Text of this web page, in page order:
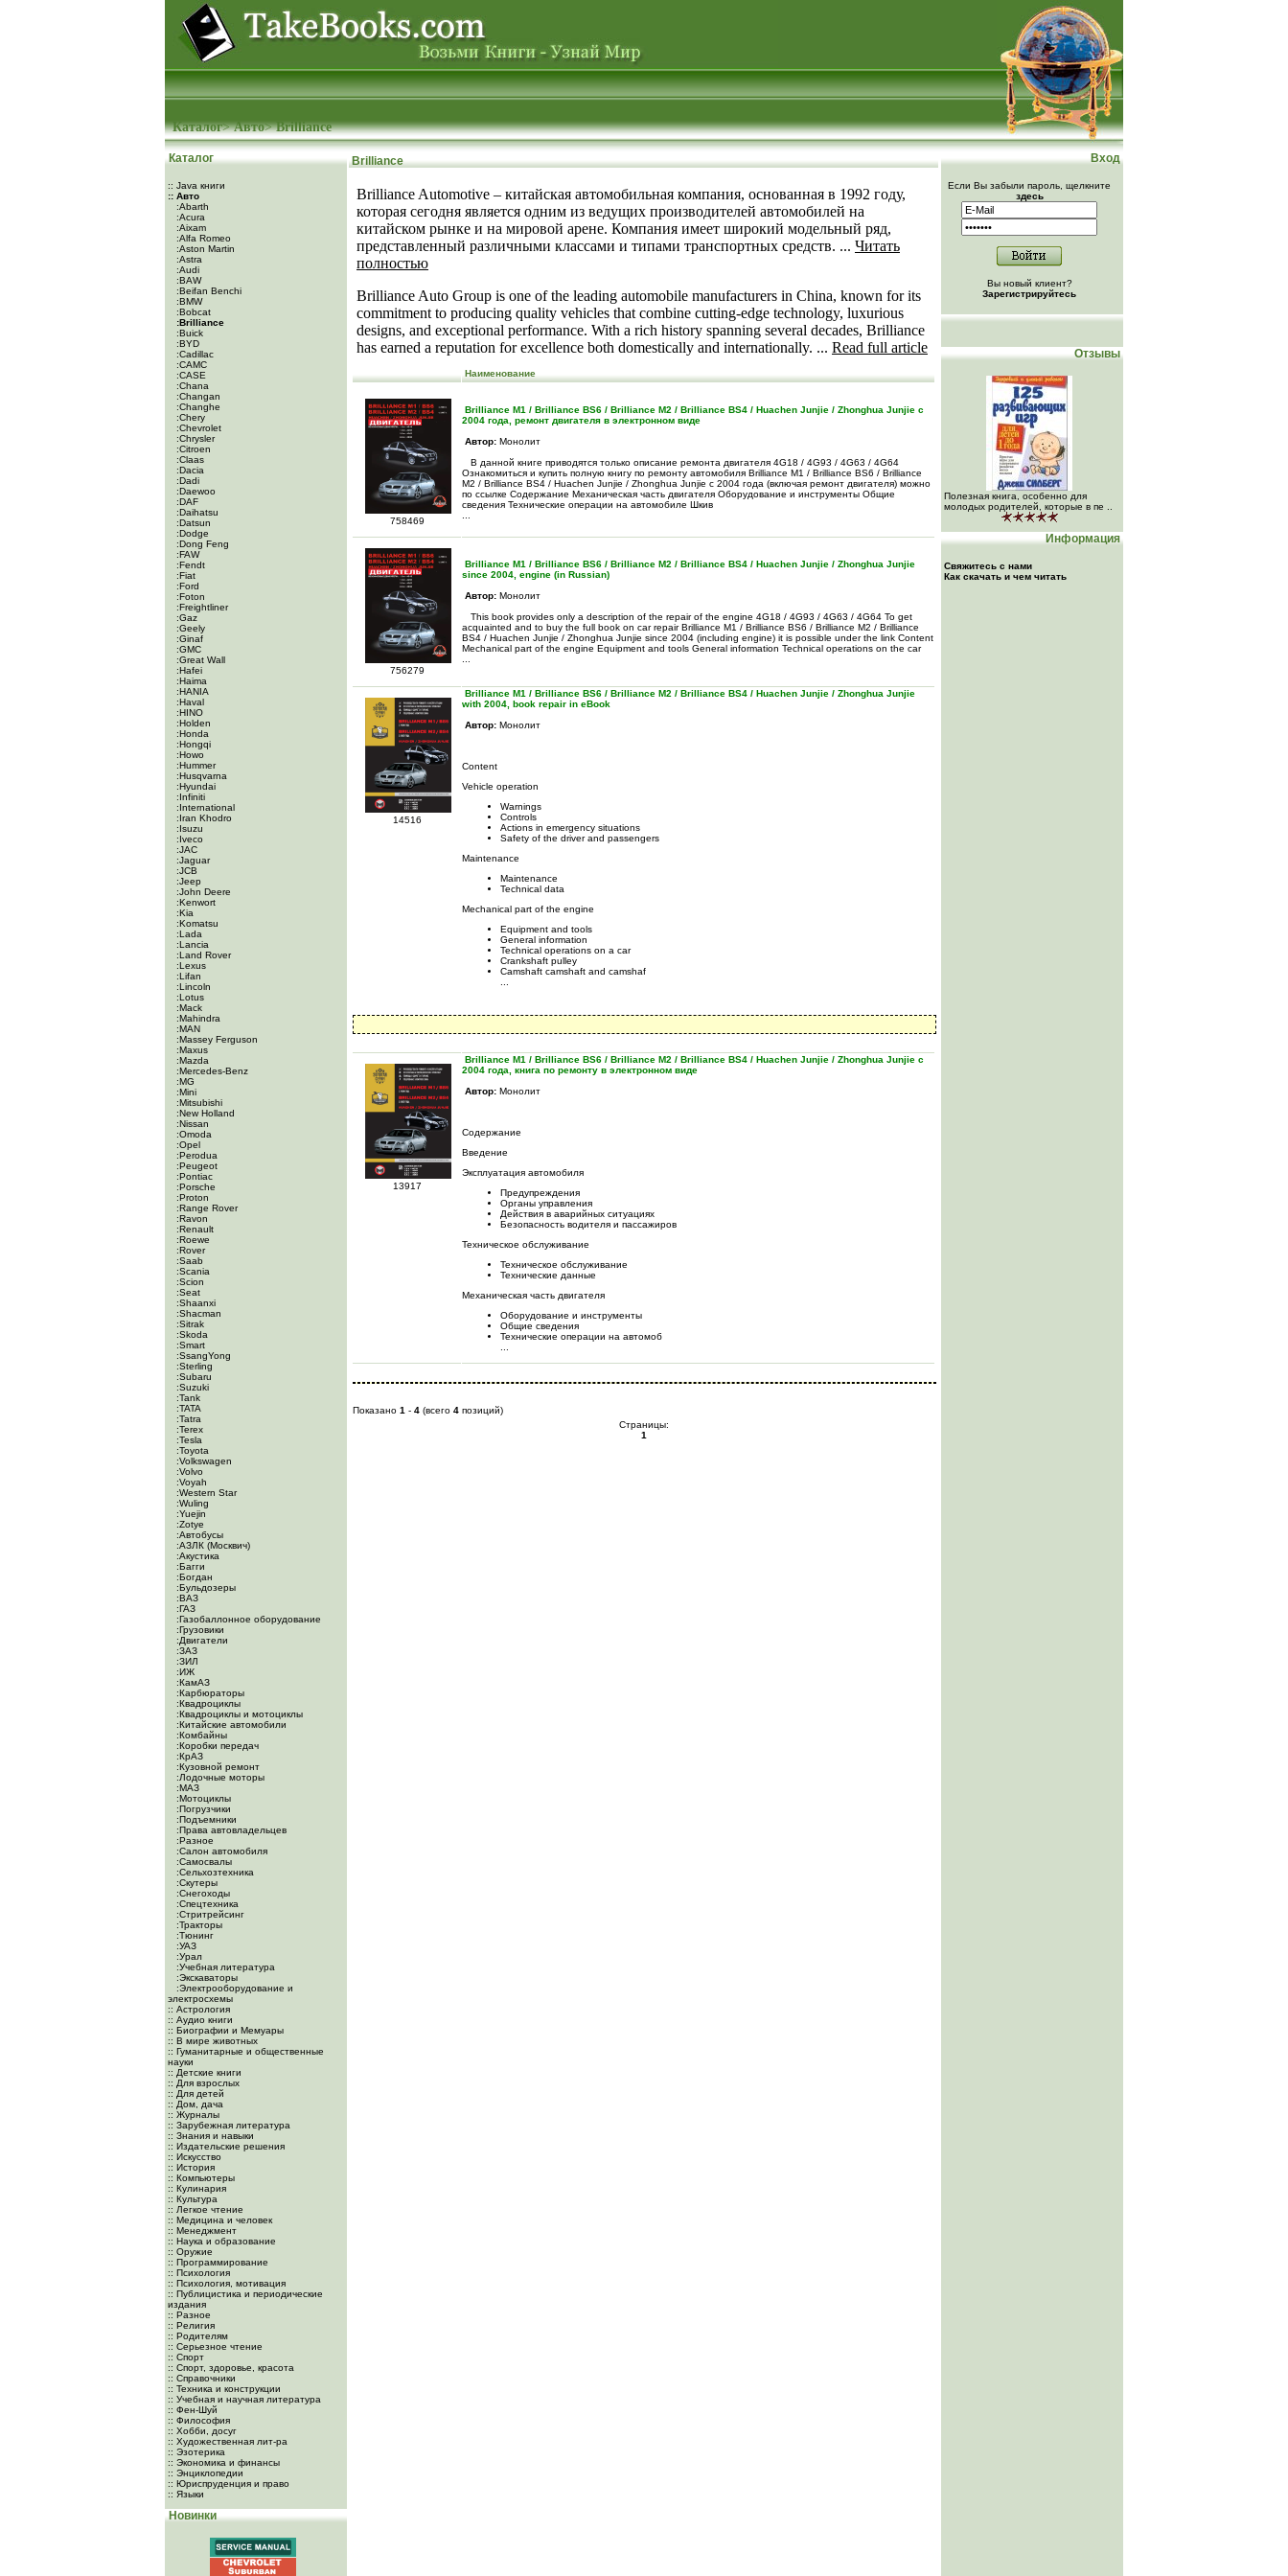
Каталог>Авто>Brilliance
Каталог
:: Java книги
:: Авто
:Abarth
:Acura
:Aixam
:Alfa Romeo
:Aston Martin
:Astra
:Audi
:BAW
:Beifan Benchi
:BMW
:Bobcat
:Brilliance
:Buick
:BYD
:Cadillac
:CAMC
:CASE
:Chana
:Changan
:Changhe
:Chery
:Chevrolet
:Chrysler
:Citroen
:Claas
:Dacia
:Dadi
:Daewoo
:DAF
:Daihatsu
:Datsun
:Dodge
:Dong Feng
:FAW
:Fendt
:Fiat
:Ford
:Foton
:Freightliner
:Gaz
:Geely
:Ginaf
:GMC
:Great Wall
:Hafei
:Haima
:HANIA
:Haval
:HINO
:Holden
:Honda
:Hongqi
:Howo
:Hummer
:Husqvarna
:Hyundai
:Infiniti
:International
:Iran Khodro
:Isuzu
:Iveco
:JAC
:Jaguar
:JCB
:Jeep
:John Deere
:Kenwort
:Kia
:Komatsu
:Lada
:Lancia
:Land Rover
:Lexus
:Lifan
:Lincoln
:Lotus
:Mack
:Mahindra
:MAN
:Massey Ferguson
:Maxus
:Mazda
:Mercedes-Benz
:MG
:Mini
:Mitsubishi
:New Holland
:Nissan
:Omoda
:Opel
:Perodua
:Peugeot
:Pontiac
:Porsche
:Proton
:Range Rover
:Ravon
:Renault
:Roewe
:Rover
:Saab
:Scania
:Scion
:Seat
:Shaanxi
:Shacman
:Sitrak
:Skoda
:Smart
:SsangYong
:Sterling
:Subaru
:Suzuki
:Tank
:TATA
:Tatra
:Terex
:Tesla
:Toyota
:Volkswagen
:Volvo
:Voyah
:Western Star
:Wuling
:Yuejin
:Zotye
:Автобусы
:АЗЛК (Москвич)
:Акустика
:Багги
:Богдан
:Бульдозеры
:ВАЗ
:ГАЗ
:Газобаллонное оборудование
:Грузовики
:Двигатели
:ЗАЗ
:ЗИЛ
:ИЖ
:КамАЗ
:Карбюраторы
:Квадроциклы
:Квадроциклы и мотоциклы
:Китайские автомобили
:Комбайны
:Коробки передач
:КрАЗ
:Кузовной ремонт
:Лодочные моторы
:МАЗ
:Мотоциклы
:Погрузчики
:Подъемники
:Права автовладельцев
:Разное
:Салон автомобиля
:Самосвалы
:Сельхозтехника
:Скутеры
:Снегоходы
:Спецтехника
:Стритрейсинг
:Тракторы
:Тюнинг
:УАЗ
:Урал
:Учебная литература
:Экскаваторы
:Электрооборудование и
электросхемы
:: Астрология
:: Аудио книги
:: Биографии и Мемуары
:: В мире животных
:: Гуманитарные и общественные
науки
:: Детские книги
:: Для взрослых
:: Для детей
:: Дом, дача
:: Журналы
:: Зарубежная литература
:: Знания и навыки
:: Издательские решения
:: Искусство
:: История
:: Компьютеры
:: Кулинария
:: Культура
:: Легкое чтение
:: Медицина и человек
:: Менеджмент
:: Наука и образование
:: Оружие
:: Программирование
:: Психология
:: Психология, мотивация
:: Публицистика и периодические
издания
:: Разное
:: Религия
:: Родителям
:: Серьезное чтение
:: Спорт
:: Спорт, здоровье, красота
:: Справочники
:: Техника и конструкции
:: Учебная и научная литература
:: Фен-Шуй
:: Философия
:: Хобби, досуг
:: Художественная лит-ра
:: Эзотерика
:: Экономика и финансы
:: Энциклопедии
:: Юриспруденция и право
:: Языки
Новинки
Brilliance
Brilliance Automotive – китайская автомобильная компания, основанная в 1992 году,
которая сегодня является одним из ведущих производителей автомобилей на
китайском рынке и на мировой арене. Компания имеет широкий модельный ряд,
представленный различными классами и типами транспортных средств. ... Читать
полностью
Brilliance Auto Group is one of the leading automobile manufacturers in China, known for its
commitment to producing quality vehicles that combine cutting-edge technology, luxurious
designs, and exceptional performance. With a rich history spanning several decades, Brilliance
has earned a reputation for excellence both domestically and internationally. ... Read full article
Наименование
758469
Brilliance M1 / Brilliance BS6 / Brilliance M2 / Brilliance BS4 / Huachen Junjie / Zhonghua Junjie с
2004 года, ремонт двигателя в электронном виде
Автор: Монолит
В данной книге приводятся только описание ремонта двигателя 4G18 / 4G93 / 4G63 / 4G64
Ознакомиться и купить полную книгу по ремонту автомобиля Brilliance M1 / Brilliance BS6 / Brilliance
M2 / Brilliance BS4 / Huachen Junjie / Zhonghua Junjie с 2004 года (включая ремонт двигателя) можно
по ссылке Содержание Механическая часть двигателя Оборудование и инструменты Общие
сведения Технические операции на автомобиле Шкив
756279
Brilliance M1 / Brilliance BS6 / Brilliance M2 / Brilliance BS4 / Huachen Junjie / Zhonghua Junjie
since 2004, engine (in Russian)
Автор: Монолит
This book provides only a description of the repair of the engine 4G18 / 4G93 / 4G63 / 4G64 To get
acquainted and to buy the full book on car repair Brilliance M1 / Brilliance BS6 / Brilliance M2 / Brilliance
BS4 / Huachen Junjie / Zhonghua Junjie since 2004 (including engine) it is possible under the link Content
Mechanical part of the engine Equipment and tools General information Technical operations on the car
14516
Brilliance M1 / Brilliance BS6 / Brilliance M2 / Brilliance BS4 / Huachen Junjie / Zhonghua Junjie
with 2004, book repair in eBook
Автор: Монолит
Content
Vehicle operation
Warnings
Controls
Actions in emergency situations
Safety of the driver and passengers
Maintenance
Maintenance
Technical data
Mechanical part of the engine
Equipment and tools
General information
Technical operations on a car
Crankshaft pulley
Camshaft camshaft and camshaf
13917
Brilliance M1 / Brilliance BS6 / Brilliance M2 / Brilliance BS4 / Huachen Junjie / Zhonghua Junjie с
2004 года, книга по ремонту в электронном виде
Автор: Монолит
Содержание
Введение
Эксплуатация автомобиля
Предупреждения
Органы управления
Действия в аварийных ситуациях
Безопасность водителя и пассажиров
Техническое обслуживание
Техническое обслуживание
Технические данные
Механическая часть двигателя
Оборудование и инструменты
Общие сведения
Технические операции на автомоб
Показано 1 - 4 (всего 4 позиций)
Страницы:
1
Вход
Если Вы забыли пароль, щелкните
здесь
Вы новый клиент?
Зарегистрируйтесь
Отзывы
Полезная книга, особенно для
молодых родителей, которые в пе ..
Информация
Свяжитесь с нами
Как скачать и чем читать